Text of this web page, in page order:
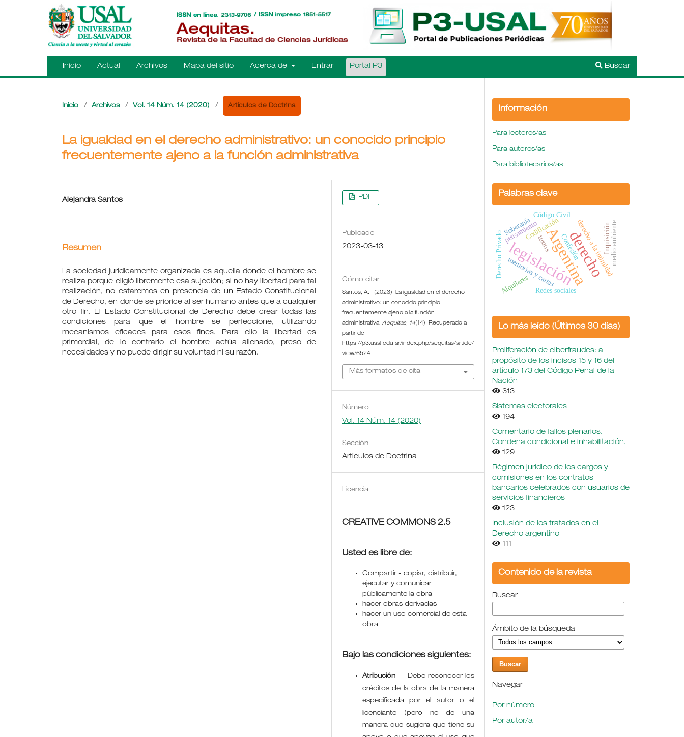
Inicio Actual Archivos Mapa del sitio Acerca de Entrar Portal P3 Buscar
Inicio / Archivos / Vol. 14 Núm. 14 (2020) / Artículos de Doctrina
La igualdad en el derecho administrativo: un conocido principio
frecuentemente ajeno a la función administrativa
Alejandra Santos
Resumen
La sociedad jurídicamente organizada es aquella donde el hombre se
realiza porque eligió libremente esa sujeción; si no hay libertad para tal
realización, no estaremos en presencia de un Estado Constitucional
de Derecho, en donde se priorice al ser humano antes que a cualquier
otro fin. El Estado Constitucional de Derecho debe crear todas las
condiciones para que el hombre se perfeccione, utilizando
mecanismos eficaces para esos fines. Para ello la libertad es
primordial, de lo contrario el hombre actúa alienado, preso de
necesidades y no puede dirigir su voluntad ni su razón.
PDF
Publicado
2023-03-13
Cómo citar
Santos, A. . (2023). La igualdad en el derecho
administrativo: un conocido principio
frecuentemente ajeno a la función
administrativa.Aequitas, 14(14). Recuperado a
partir de
https://p3.usal.edu.ar/index.php/aequitas/article/
view/6524
Más formatos de cita
Número
Vol. 14 Núm. 14 (2020)
Sección
Artículos de Doctrina
Licencia
CREATIVE COMMONS 2.5
Usted es libre de:
Compartir - copiar, distribuir,
ejecutar y comunicar
públicamente la obra
hacer obras derivadas
hacer un uso comercial de esta
obra
Bajo las condiciones siguientes:
Atribución — Debe reconocer los
créditos de la obra de la manera
especificada por el autor o el
licenciante (pero no de una
manera que sugiera que tiene su
Información
Para lectores/as
Para autores/as
Para bibliotecarios/as
Palabras clave
legislación
Argentina
derecho
memorias y cartas
pensamiento
Redes sociales
derecho a la intimidad
Código Civil
Derecho Privado
Codificación
Alquileres
Confesión Inquisición
textos
Soberanía medio ambiente
Lo más leído (Últimos 30 días)
Proliferación de ciberfraudes: a
propósito de los incisos 15 y 16 del
artículo 173 del Código Penal de la
Nación
313
Sistemas electorales
194
Comentario de fallos plenarios.
Condena condicional e inhabilitación.
129
Régimen jurídico de los cargos y
comisiones en los contratos
bancarios celebrados con usuarios de
servicios financieros
123
Inclusión de los tratados en el
Derecho argentino
111
Contenido de la revista
Buscar
Ámbito de la búsqueda
Navegar
Por número
Por autor/a